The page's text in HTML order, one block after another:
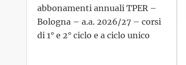
abbonamenti annuali TPER –
Bologna – a.a. 2026/27 – corsi
di 1° e 2° ciclo e a ciclo unico